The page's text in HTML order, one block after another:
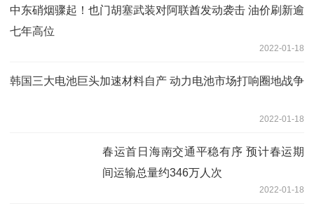
中东硝烟骤起！也门胡塞武装对阿联酋发动袭击 油价刷新逾
七年高位
2022-01-18
韩国三大电池巨头加速材料自产 动力电池市场打响圈地战争
2022-01-18
春运首日海南交通平稳有序 预计春运期
间运输总量约346万人次
2022-01-18